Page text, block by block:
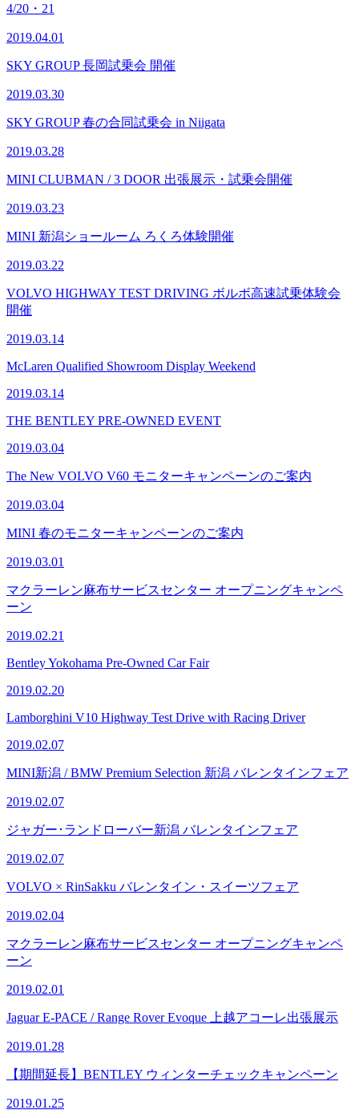
4/20・21
2019.04.01
SKY GROUP 長岡試乗会 開催
2019.03.30
SKY GROUP 春の合同試乗会 in Niigata
2019.03.28
MINI CLUBMAN / 3 DOOR 出張展示・試乗会開催
2019.03.23
MINI 新潟ショールーム ろくろ体験開催
2019.03.22
VOLVO HIGHWAY TEST DRIVING ボルボ高速試乗体験会
開催
2019.03.14
McLaren Qualified Showroom Display Weekend
2019.03.14
THE BENTLEY PRE-OWNED EVENT
2019.03.04
The New VOLVO V60 モニターキャンペーンのご案内
2019.03.04
MINI 春のモニターキャンペーンのご案内
2019.03.01
マクラーレン麻布サービスセンター オープニングキャンペ
ーン
2019.02.21
Bentley Yokohama Pre-Owned Car Fair
2019.02.20
Lamborghini V10 Highway Test Drive with Racing Driver
2019.02.07
MINI新潟 / BMW Premium Selection 新潟 バレンタインフェア
2019.02.07
ジャガー･ランドローバー新潟 バレンタインフェア
2019.02.07
VOLVO × RinSakku バレンタイン・スイーツフェア
2019.02.04
マクラーレン麻布サービスセンター オープニングキャンペ
ーン
2019.02.01
Jaguar E-PACE / Range Rover Evoque 上越アコーレ出張展示
2019.01.28
【期間延長】BENTLEY ウィンターチェックキャンペーン
2019.01.25